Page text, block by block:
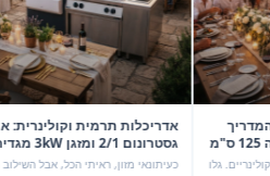
אדריכלות תרמית וקולינרית: איך שילוב
גסטרונום 2/1 ומזגן 3kW מגדיר מחדש
את אירועי קיץ 2026
כעיתונאי מזון, ראיתי הכל, אבל השילוב המדויק בין